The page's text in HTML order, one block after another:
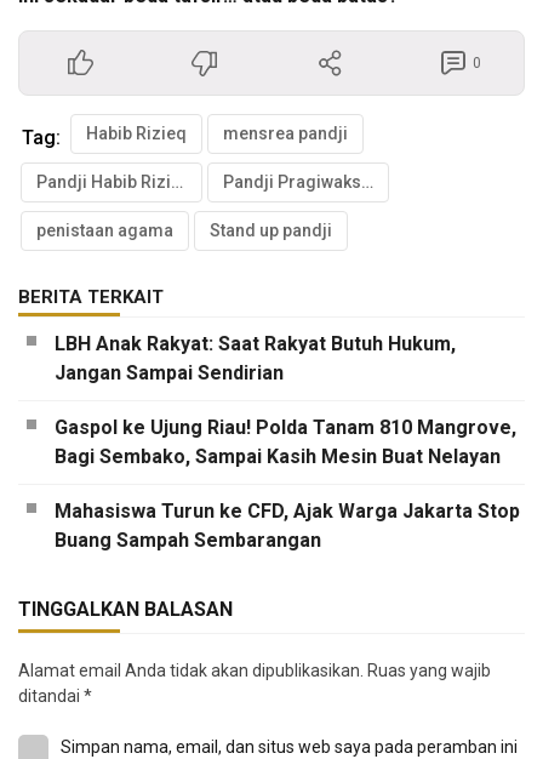
0
Tag: Habib Rizieq mensrea pandji
Pandji Habib Rizieq Pandji Pragiwaksono
penistaan agama Stand up pandji
BERITA TERKAIT
LBH Anak Rakyat: Saat Rakyat Butuh Hukum,
Jangan Sampai Sendirian
Gaspol ke Ujung Riau! Polda Tanam 810 Mangrove,
Bagi Sembako, Sampai Kasih Mesin Buat Nelayan
Mahasiswa Turun ke CFD, Ajak Warga Jakarta Stop
Buang Sampah Sembarangan
TINGGALKAN BALASAN
Alamat email Anda tidak akan dipublikasikan. Ruas yang wajib
ditandai *
Simpan nama, email, dan situs web saya pada peramban ini